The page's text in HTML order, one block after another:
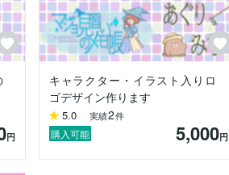
さい。
円
キャラクター・イラスト入りロ
ゴデザイン作ります
5.0 実績2件
購入可能 5,000円